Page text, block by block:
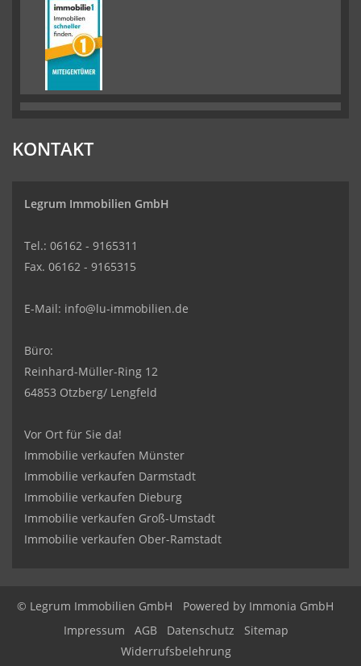
KONTAKT
Legrum Immobilien GmbH
Tel.: 06162 - 9165311
Fax. 06162 - 9165315
E-Mail: info@lu-immobilien.de
Büro:
Reinhard-Müller-Ring 12
64853 Otzberg/ Lengfeld
Vor Ort für Sie da!
Immobilie verkaufen Münster
Immobilie verkaufen Darmstadt
Immobilie verkaufen Dieburg
Immobilie verkaufen Groß-Umstadt
Immobilie verkaufen Ober-Ramstadt
© Legrum Immobilien GmbH Powered by Immonia GmbH
Impressum
AGB Datenschutz
Sitemap
Widerrufsbelehrung